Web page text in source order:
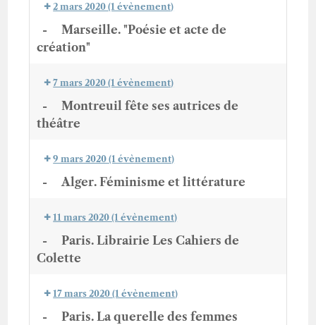
2 mars 2020(1 évènement)
-
Marseille. "Poésie et acte de
création"
7 mars 2020(1 évènement)
-
Montreuil fête ses autrices de
théâtre
9 mars 2020(1 évènement)
- Alger. Féminisme et littérature
11 mars 2020(1 évènement)
-
Paris. Librairie Les Cahiers de
Colette
17 mars 2020(1 évènement)
- Paris. La querelle des femmes